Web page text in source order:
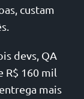
custam
devs, QA
R$ 160 mil
mais